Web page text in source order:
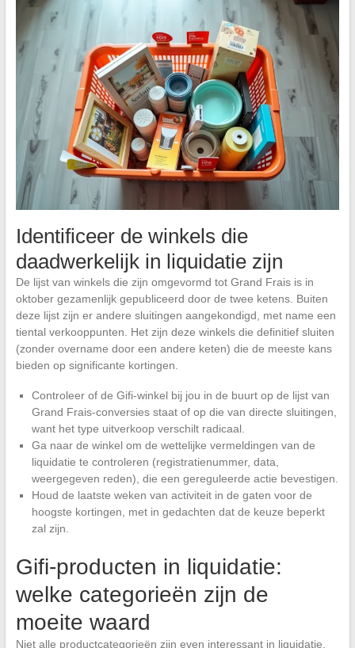
Identificeer de winkels die
daadwerkelijk in liquidatie zijn
De lijst van winkels die zijn omgevormd tot Grand Frais is in
oktober gezamenlijk gepubliceerd door de twee ketens. Buiten
deze lijst zijn er andere sluitingen aangekondigd, met name een
tiental verkooppunten. Het zijn deze winkels die definitief sluiten
(zonder overname door een andere keten) die de meeste kans
bieden op significante kortingen.
Controleer of de Gifi-winkel bij jou in de buurt op de lijst van
Grand Frais-conversies staat of op die van directe sluitingen,
want het type uitverkoop verschilt radicaal.
Ga naar de winkel om de wettelijke vermeldingen van de
liquidatie te controleren (registratienummer, data,
weergegeven reden), die een gereguleerde actie bevestigen.
Houd de laatste weken van activiteit in de gaten voor de
hoogste kortingen, met in gedachten dat de keuze beperkt
zal zijn.
Gifi-producten in liquidatie:
welke categorieën zijn de
moeite waard
Niet alle productcategorieën zijn even interessant in liquidatie.